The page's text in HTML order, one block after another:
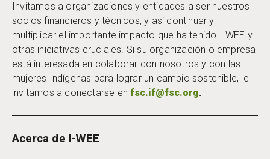
Invitamos a organizaciones y entidades a ser nuestros
socios financieros y técnicos, y así continuar y
multiplicar el importante impacto que ha tenido I-WEE y
otras iniciativas cruciales. Si su organización o empresa
está interesada en colaborar con nosotros y con las
mujeres Indígenas para lograr un cambio sostenible, le
invitamos a conectarse enfsc.if@fsc.org.
Acerca de I-WEE